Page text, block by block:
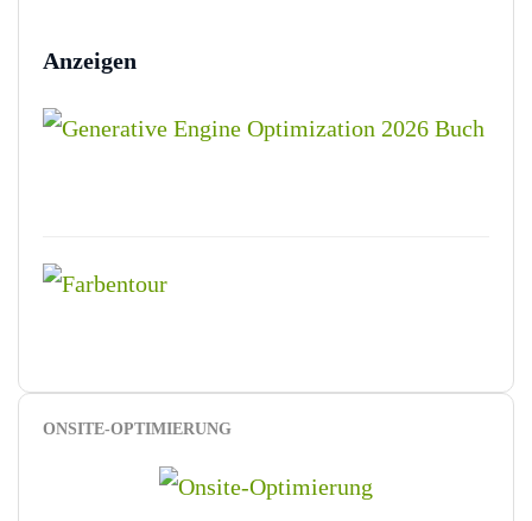
Anzeigen
ONSITE-OPTIMIERUNG